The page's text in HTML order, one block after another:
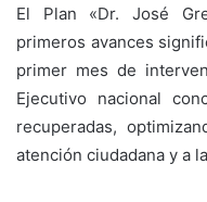
El Plan «Dr. José
primeros avances
primer mes de
Ejecutivo nacional
recuperadas,
atención ciudadana y a